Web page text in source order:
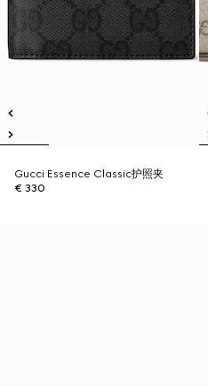
Gucci Essence Classic护照夹
€ 330